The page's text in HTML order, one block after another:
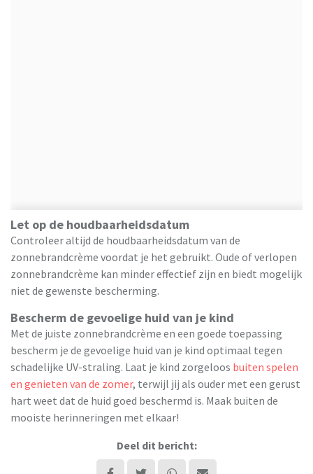
Let op de houdbaarheidsdatum
Controleer altijd de houdbaarheidsdatum van de
zonnebrandcrème voordat je het gebruikt. Oude of verlopen
zonnebrandcrème kan minder effectief zijn en biedt mogelijk
niet de gewenste bescherming.
Bescherm de gevoelige huid van je kind
Met de juiste zonnebrandcrème en een goede toepassing
bescherm je de gevoelige huid van je kind optimaal tegen
schadelijke UV-straling. Laat je kind zorgeloos buiten spelen
en genieten van de zomer, terwijl jij als ouder met een gerust
hart weet dat de huid goed beschermd is. Maak buiten de
mooiste herinneringen met elkaar!
Deel dit bericht: